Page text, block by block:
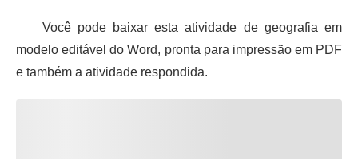
Você pode baixar esta atividade de geografia em
modelo editável do Word, pronta para impressão em PDF
e também a atividade respondida.